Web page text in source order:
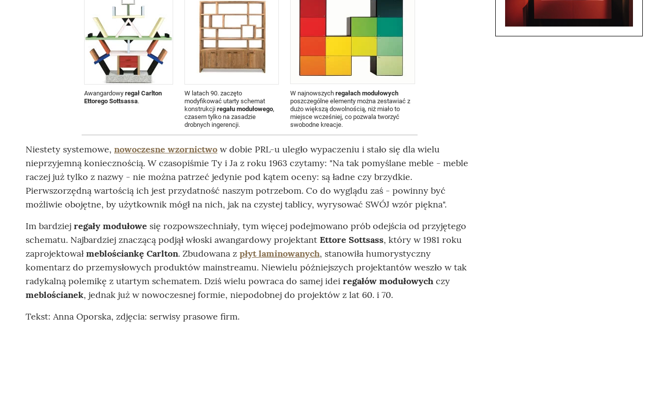
Awangardowy regał Carlton
Ettorego Sottsassa.
W latach 90. zaczęto
modyfikować utarty schemat
konstrukcjiregału modułowego,
czasem tylko na zasadzie
drobnych ingerencji.
W najnowszych regałach modułowych
poszczególne elementy można zestawiać z
dużo większą dowolnością, niż miało to
miejsce wcześniej, co pozwala tworzyć
swobodne kreacje.
Niestety systemowe, nowoczesne wzornictwo w dobie PRL-u uległo wypaczeniu i stało się dla wielu
nieprzyjemną koniecznością. W czasopiśmie Ty i Ja z roku 1963 czytamy: "Na tak pomyślane meble - meble
raczej już tylko z nazwy - nie można patrzeć jedynie pod kątem oceny: są ładne czy brzydkie.
Pierwszorzędną wartością ich jest przydatność naszym potrzebom. Co do wyglądu zaś - powinny być
możliwie obojętne, by użytkownik mógł na nich, jak na czystej tablicy, wyrysować SWÓJ wzór piękna".
Im bardziej regały modułowe się rozpowszechniały, tym więcej podejmowano prób odejścia od przyjętego
schematu. Najbardziej znaczącą podjął włoski awangardowy projektant Ettore Sottsass, który w 1981 roku
zaprojektował meblościankę Carlton. Zbudowana z płyt laminowanych, stanowiła humorystyczny
komentarz do przemysłowych produktów mainstreamu. Niewielu późniejszych projektantów weszło w tak
radykalną polemikę z utartym schematem. Dziś wielu powraca do samej idei regałów modułowych czy
meblościanek, jednak już w nowoczesnej formie, niepodobnej do projektów z lat 60. i 70.
Tekst: Anna Oporska, zdjęcia: serwisy prasowe firm.